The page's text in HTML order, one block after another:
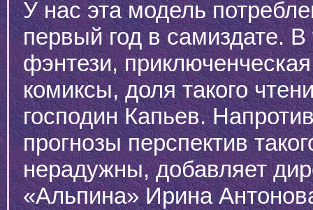
У нас эта модель
первый год в самиздате.
фэнтези,
комиксы, доля такого
господин Капьев.
прогнозы перспектив
нерадужны, добавляет
«Альпина» Ирина